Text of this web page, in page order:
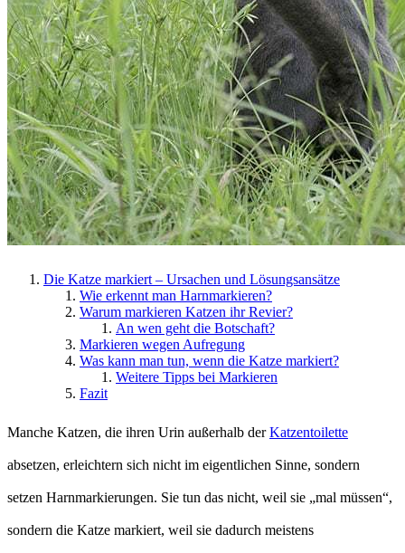
Die Katze markiert – Ursachen und Lösungsansätze
Wie erkennt man Harnmarkieren?
Warum markieren Katzen ihr Revier?
An wen geht die Botschaft?
Markieren wegen Aufregung
Was kann man tun, wenn die Katze markiert?
Weitere Tipps bei Markieren
Fazit
Manche Katzen, die ihren Urin außerhalb derKatzentoilette
absetzen, erleichtern sich nicht im eigentlichen Sinne, sondern
setzen Harnmarkierungen. Sie tun das nicht, weil sie „mal müssen“,
sondern die Katze markiert, weil sie dadurch meistens